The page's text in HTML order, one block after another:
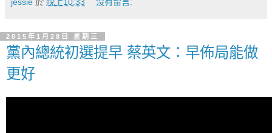
2015年1月28日 星期三
黨內總統初選提早 蔡英文：早佈局能做
更好